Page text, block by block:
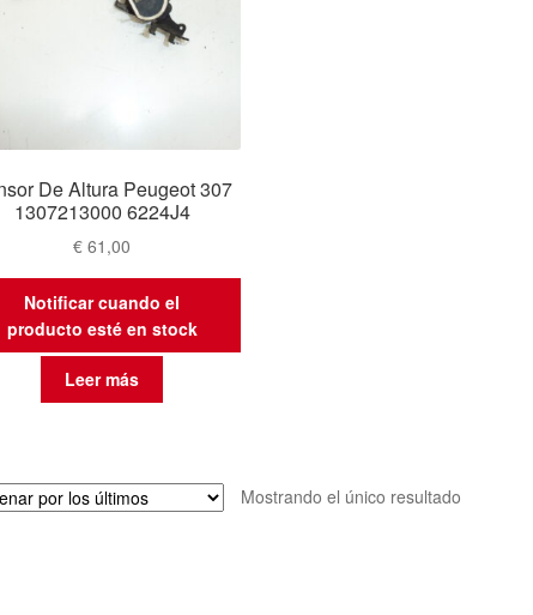
De Altura Peugeot 307
1307213000 6224J4
€ 61,00
Notificar cuando el
producto esté en stock
Leer más
Mostrando el único resultado